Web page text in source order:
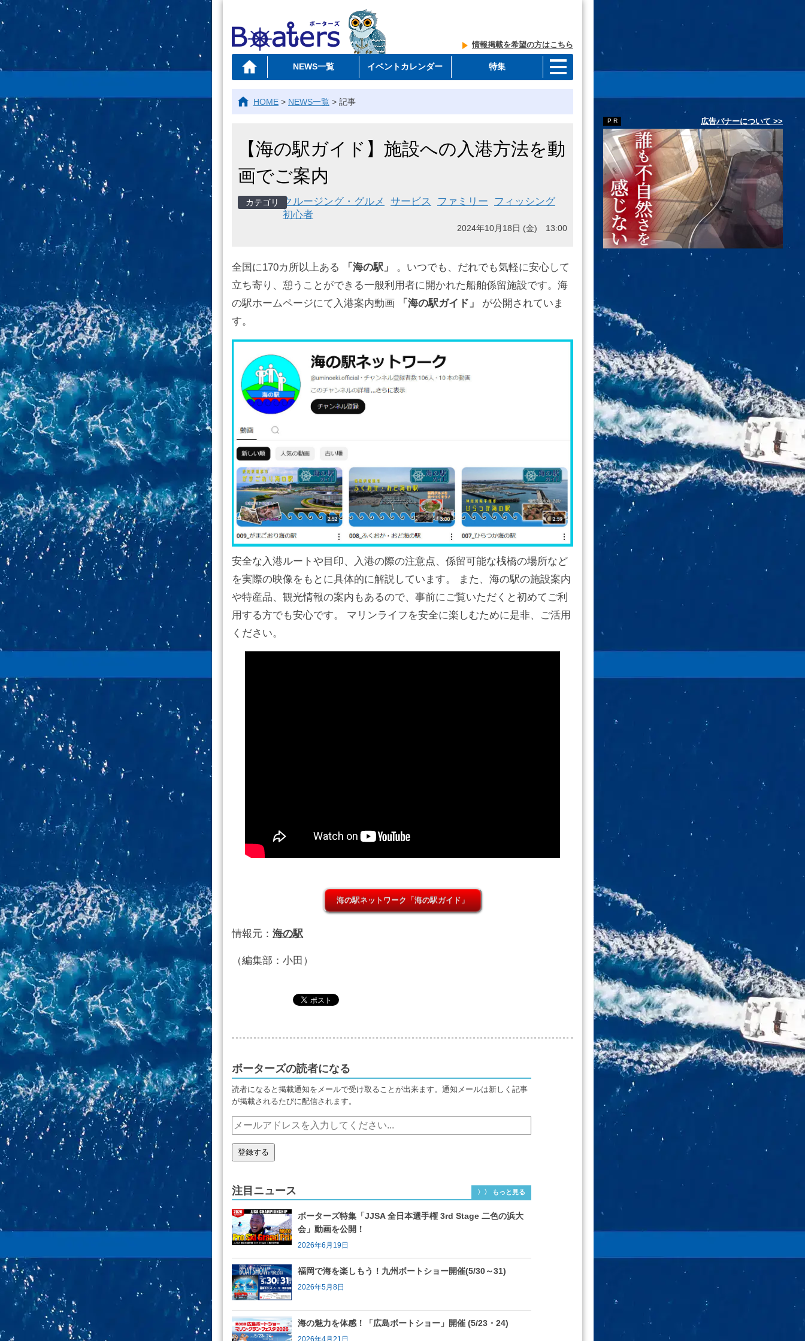
情報掲載を希望の方はこちら
NEWS一覧 イベントカレンダー 特集
広告バナーについて >>
HOME > NEWS一覧 > 記事
【海の駅ガイド】施設への入港方法を動
画でご案内
クルージング・グルメ サービス ファミリー
フィッシング
初心者
2024年10月18日 (金) 13:00
全国に170カ所以上ある 「海の駅」
。いつでも、だれでも気軽に安心して
立ち寄り、憩うことができる一般利用者に開かれた船舶係留施設です。海
の駅ホームページにて入港案内動画
「海の駅ガイド」
が公開されていま
す。
安全な入港ルートや目印、入港の際の注意点、係留可能な桟橋の場所など
を実際の映像をもとに具体的に解説しています。 また、海の駅の施設案内
や特産品、観光情報の案内もあるので、事前にご覧いただくと初めてご利
用する方でも安心です。 マリンライフを安全に楽しむために是非、ご活用
ください。
海の駅ネットワーク「海の駅ガイド」
情報元： 海の駅
（編集部：小田）
ボーターズの読者になる
読者になると掲載通知をメールで受け取ることが出来ます。通知メールは新しく記事
が掲載されるたびに配信されます。
注目ニュース 〉〉 もっと見る
ボーターズ特集「JJSA 全日本選手権 3rd Stage 二色の浜大
会」動画を公開！
2026年6月19日
福岡で海を楽しもう！九州ボートショー開催(5/30～31)
2026年5月8日
海の魅力を体感！「広島ボートショー」開催 (5/23・24)
2026年4月21日